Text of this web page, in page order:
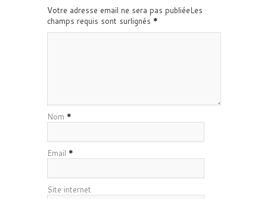
Votre adresse email ne sera pas publiéeLes
champs requis sont surlignés *
Nom *
Email *
Site internet